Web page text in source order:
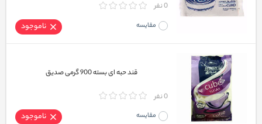
0 نفر
مقایسه ناموجود
قند حبه ای بسته 900 گرمی صدیق
0 نفر
مقایسه ناموجود